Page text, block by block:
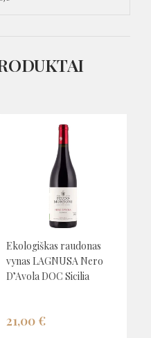
Ekologiškas raudonas
vynas LAGNUSA Nero
D’Avola DOC Sicilia
21,00 €